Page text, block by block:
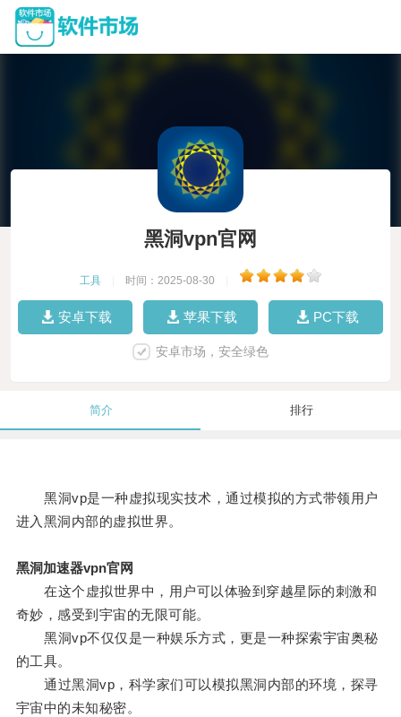
黑洞vpn官网
工具 时间：2025-08-30
安卓下载 苹果下载 PC下载
安卓市场，安全绿色
简介 排行
黑洞vp是一种虚拟现实技术，通过模拟的方式带领用户
进入黑洞内部的虚拟世界。
黑洞加速器vpn官网
在这个虚拟世界中，用户可以体验到穿越星际的刺激和
奇妙，感受到宇宙的无限可能。
黑洞vp不仅仅是一种娱乐方式，更是一种探索宇宙奥秘
的工具。
通过黑洞vp，科学家们可以模拟黑洞内部的环境，探寻
宇宙中的未知秘密。